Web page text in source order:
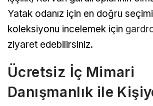
Yatak odanız için en doğru
koleksiyonu incelemek için
ziyaret edebilirsiniz.
Ücretsiz İç Mimari
Danışmanlık ile